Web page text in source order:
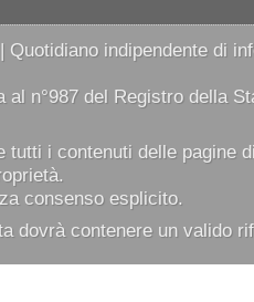
Quotidiano indipendente di
n°987 del Registro della
i contenuti delle pagine
consenso esplicito.
dovrà contenere un valido